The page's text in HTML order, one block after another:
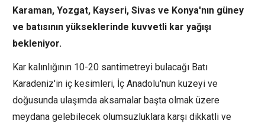
Karaman, Yozgat, Kayseri, Sivas ve Konya'nın güney
ve batısının yükseklerinde kuvvetli kar yağışı
bekleniyor.
Kar kalınlığının 10-20 santimetreyi bulacağı Batı
Karadeniz'in iç kesimleri, İç Anadolu'nun kuzeyi ve
doğusunda ulaşımda aksamalar başta olmak üzere
meydana gelebilecek olumsuzluklara karşı dikkatli ve